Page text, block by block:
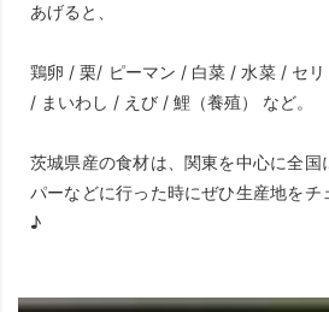
あげると、
鶏卵 / 栗/ ピーマン / 白菜 / 水菜 / セ
/ まいわし / えび / 鯉（養殖） など。
茨城県産の食材は、関東を中心に全国
パーなどに行った時にぜひ生産地をチ
♪